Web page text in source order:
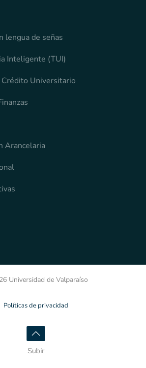
lengua de señas
Inteligente (TUI)
Universitario
Arancelaria
Universidad de Valparaíso
Políticas de privacidad
Subir